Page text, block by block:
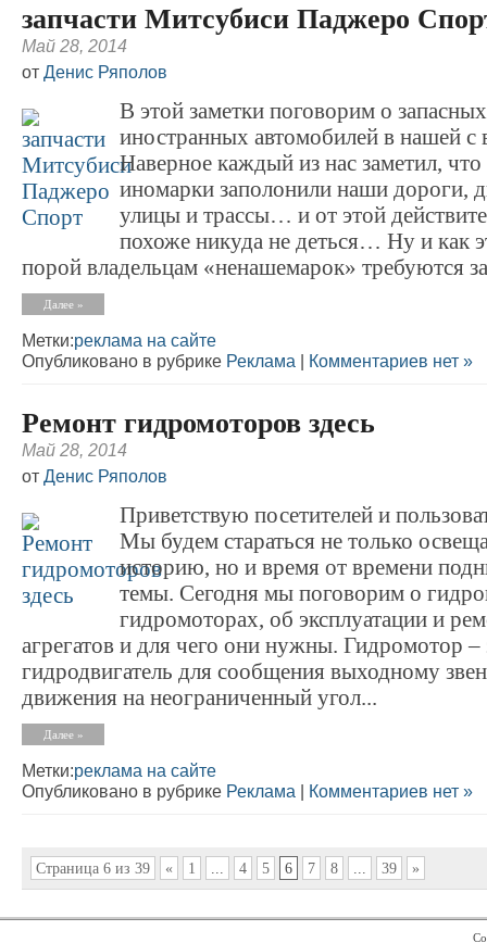
запчасти Митсубиси Паджеро
Май 28, 2014
от Денис Ряполов
В этой заметки поговорим о
иностранных автомобилей в нашей с
Наверное каждый из нас заметил,
иномарки заполонили наши дороги,
улицы и трассы… и от этой
похоже никуда не деться… Ну и как
порой владельцам «ненашемарок» требуются
Далее »
Метки:реклама на сайте
Опубликовано в рубрике Реклама | Комментариев нет »
Ремонт гидромоторов здесь
Май 28, 2014
от Денис Ряполов
Приветствую посетителей и
Мы будем стараться не только
историю, но и время от времени
темы. Сегодня мы поговорим о
гидромоторах, об эксплуатации и
агрегатов и для чего они нужны. Гидромотор –
гидродвигатель для сообщения выходному
движения на неограниченный угол...
Далее »
Метки:реклама на сайте
Опубликовано в рубрике Реклама | Комментариев нет »
Страница 6 из 39 « 1 4 5 6 7 8 39 »